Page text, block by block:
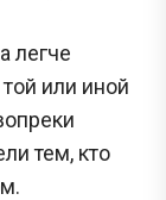
легче
или иной
тем, кто